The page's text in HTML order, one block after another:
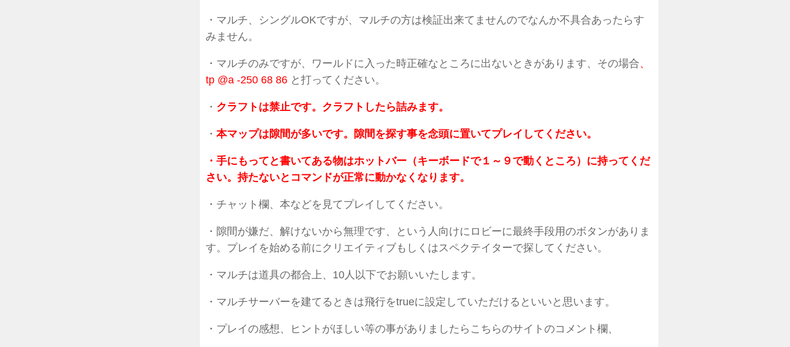
・マルチ、シングルOKですが、マルチの方は検証出来てませんのでなんか不具合あったらす
みません。
・マルチのみですが、ワールドに入った時正確なところに出ないときがあります、その場合、
tp @a -250 68 86 と打ってください。
・ クラフトは禁止です。クラフトしたら詰みます。
・ 本マップは隙間が多いです。隙間を探す事を念頭に置いてプレイしてください。
・手にもってと書いてある物はホットバー（キーボードで１～９で動くところ）に持ってくだ
さい。持たないとコマンドが正常に動かなくなります。
・チャット欄、本などを見てプレイしてください。
・隙間が嫌だ、解けないから無理です、という人向けにロビーに最終手段用のボタンがありま
す。プレイを始める前にクリエイティブもしくはスペクテイターで探してください。
・マルチは道具の都合上、10人以下でお願いいたします。
・マルチサーバーを建てるときは飛行をtrueに設定していただけるといいと思います。
・プレイの感想、ヒントがほしい等の事がありましたらこちらのサイトのコメント欄、